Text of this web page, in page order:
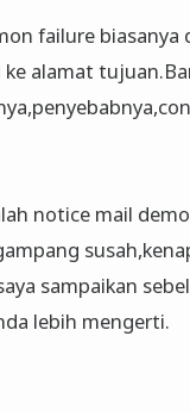
failure
alamat
notice mail
sampaikan
lebih mengerti.